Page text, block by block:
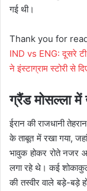
गई थी।
Thank you for
IND vs ENG: दूसरे
ने इंस्टाग्राम स्टोरी से
ग्रैंड मोसल्ला
ईरान की राजधानी
के ताबूत में रखा गया,
भावुक होकर रोते नजर
लगा रहे थे। कई
की तस्वीर वाले बड़े-बड़े